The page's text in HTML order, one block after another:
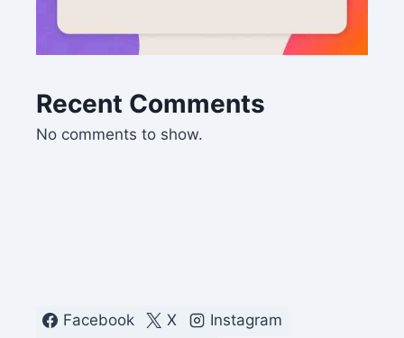
Recent Comments
No comments to show.
Facebook X
Instagram